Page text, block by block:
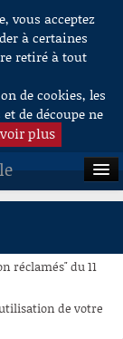
vous acceptez
à certaines
retiré à tout
de cookies, les
de découpe ne
plus
réclamés" du 11
de votre